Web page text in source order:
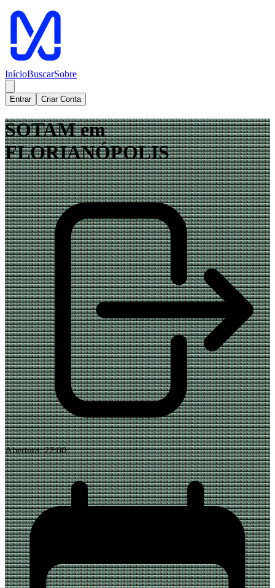
InícioBuscarSobre
Entrar Criar Conta
SOTAM em
FLORIANÓPOLIS
Abertura:22:00